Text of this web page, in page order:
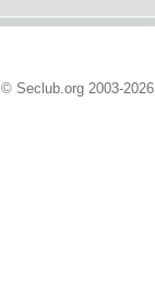
© Seclub.org 2003-2026